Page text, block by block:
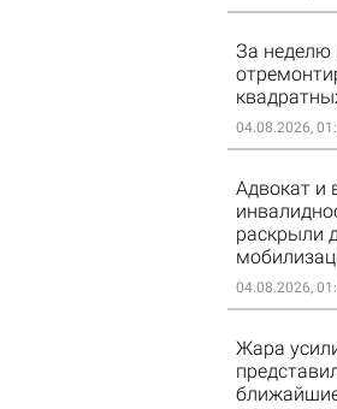
За неделю
04.08.2026,
Адвокат и
раскрыли
04.08.2026,
Жара